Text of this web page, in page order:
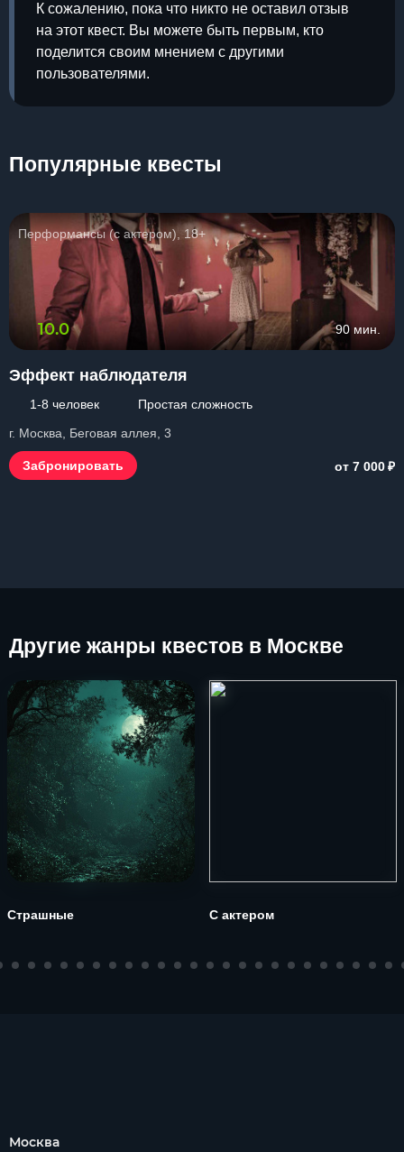
К сожалению, пока что никто не оставил отзыв
на этот квест. Вы можете быть первым, кто
поделится своим мнением с другими
пользователями.
Популярные квесты
Перформансы (с актером), 18+
10.0 90 мин.
Эффект наблюдателя
1-8 человек
Простая сложность
г. Москва, Беговая аллея, 3
Забронировать от 7 000₽
Другие жанры квестов в Москве
Страшные С актером
Москва